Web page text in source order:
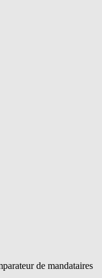
de mandataires